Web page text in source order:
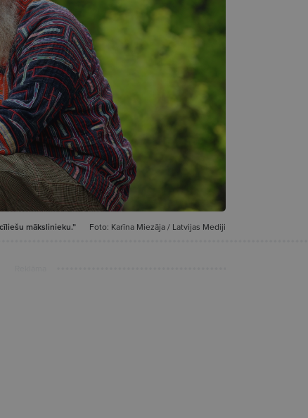
mākslinieku.” Foto: Karīna Miezāja / Latvijas Mediji